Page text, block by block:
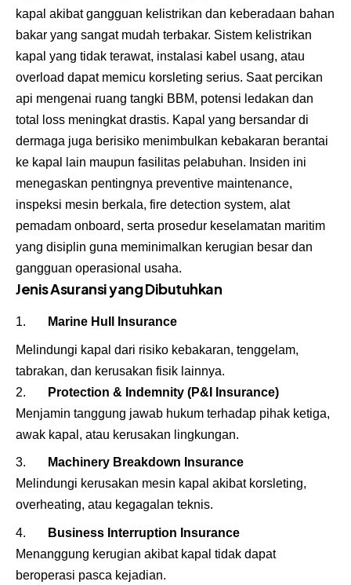
kapal akibat gangguan kelistrikan dan keberadaan bahan
bakar yang sangat mudah terbakar. Sistem kelistrikan
kapal yang tidak terawat, instalasi kabel usang, atau
overload dapat memicu korsleting serius. Saat percikan
api mengenai ruang tangki BBM, potensi ledakan dan
total loss meningkat drastis. Kapal yang bersandar di
dermaga juga berisiko menimbulkan kebakaran berantai
ke kapal lain maupun fasilitas pelabuhan. Insiden ini
menegaskan pentingnya preventive maintenance,
inspeksi mesin berkala, fire detection system, alat
pemadam onboard, serta prosedur keselamatan maritim
yang disiplin guna meminimalkan kerugian besar dan
gangguan operasional usaha.
Jenis Asuransi yang Dibutuhkan
Marine Hull Insurance
Melindungi kapal dari risiko kebakaran, tenggelam,
tabrakan, dan kerusakan fisik lainnya.
Protection & Indemnity (P&I Insurance)
Menjamin tanggung jawab hukum terhadap pihak ketiga,
awak kapal, atau kerusakan lingkungan.
Machinery Breakdown Insurance
Melindungi kerusakan mesin kapal akibat korsleting,
overheating, atau kegagalan teknis.
Business Interruption Insurance
Menanggung kerugian akibat kapal tidak dapat
beroperasi pasca kejadian.